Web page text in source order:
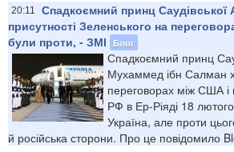
20:11
Спадкоємний принц Саудівської
присутності Зеленського на
були проти, - ЗМІ
Блог
Спадкоємний принц
Мухаммед ібн Салман
переговорах між США і
РФ в Ер-Ріяді 18
Україна, але проти
й російська сторони. Про це повідомило